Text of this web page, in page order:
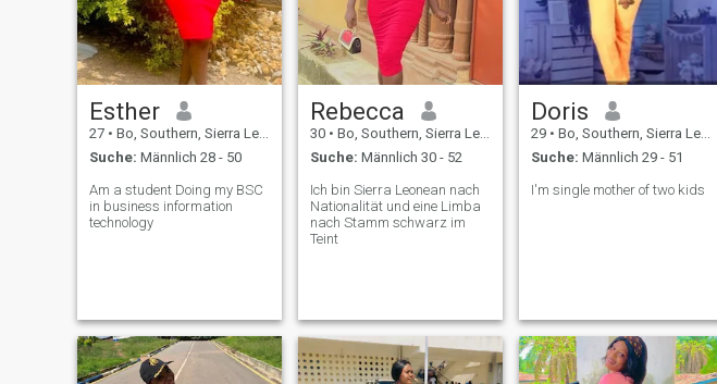
Esther
27 • Bo, Southern, Sierra Leone
Suche: Männlich 28 - 50
Am a student Doing my BSC
in business information
technology
Rebecca
30 • Bo, Southern, Sierra Leone
Suche: Männlich 30 - 52
Ich bin Sierra Leonean nach
Nationalität und eine Limba
nach Stamm schwarz im
Teint
Doris
29 • Bo, Southern, Sierra Leone
Suche: Männlich 29 - 51
I'm single mother of two kids